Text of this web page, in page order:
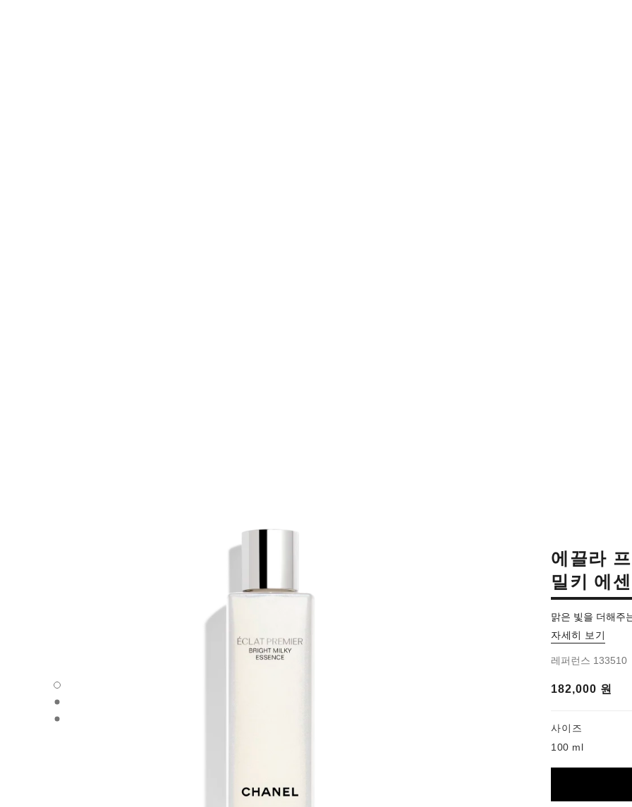
에끌라 프리미에 브라이트닝 밀키 에센스 - 기본 보기
에끌라 프리미에 브라이트닝 밀키 에센스 - 다른 보기 1
에끌라 프리미에 브라이트닝 밀키 에센스 - 기본 텍스쳐 보기
에끌라
밀키 에
맑은 빛을 더해주
자세히 보기
레퍼런스 133510
182,000 원
사이즈
100 ml